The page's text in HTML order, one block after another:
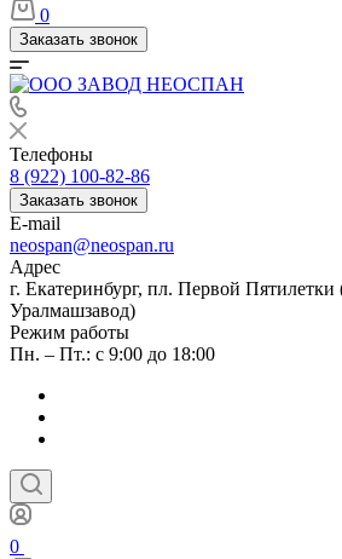
0
Заказать звонок
Телефоны
8 (922) 100-82-86
Заказать звонок
E-mail
neospan@neospan.ru
Адрес
г. Екатеринбург, пл. Первой
Уралмашзавод)
Режим работы
Пн. – Пт.: с 9:00 до 18:00
0